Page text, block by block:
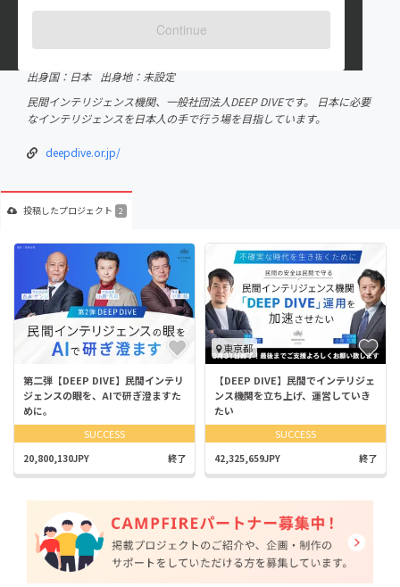
Continue
出身国：日本
出身地：未設定
民間インテリジェンス機関、一般社団法人DEEP DIVEです。 日本に必要
なインテリジェンスを日本人の手で行う場を目指しています。
deepdive.or.jp/
投稿したプロジェクト 2
第二弾【DEEP DIVE】民間インテリ
ジェンスの眼を、AIで研ぎ澄ますた
めに。
SUCCESS
20,800,130JPY 終了
東京都
【DEEP DIVE】民間でインテリジェ
ンス機関を立ち上げ、運営していき
たい
SUCCESS
42,325,659JPY 終了